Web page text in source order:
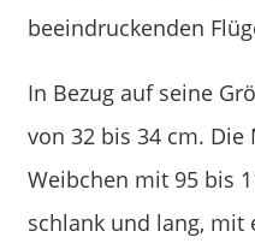
beeindruckenden
In Bezug auf seine
von 32 bis 34 cm. Die
Weibchen mit 95 bis
schlank und lang, mit